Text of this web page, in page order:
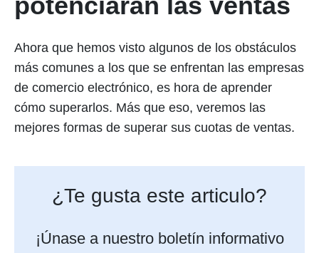
Ahora que hemos visto algunos de los obstáculos
más comunes a los que se enfrentan las empresas
de comercio electrónico, es hora de aprender
cómo superarlos. Más que eso, veremos las
mejores formas de superar sus cuotas de ventas.
¿Te gusta este articulo?
¡Únase a nuestro boletín informativo